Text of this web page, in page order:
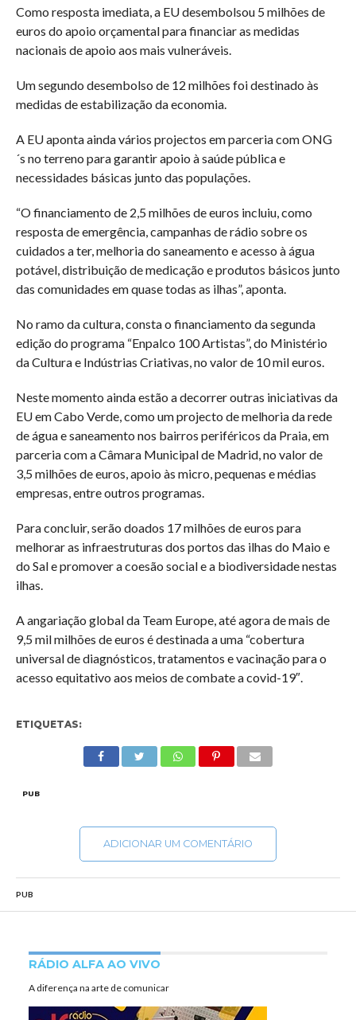
Como resposta imediata, a EU desembolsou 5 milhões de
euros do apoio orçamental para financiar as medidas
nacionais de apoio aos mais vulneráveis.
Um segundo desembolso de 12 milhões foi destinado às
medidas de estabilização da economia.
A EU aponta ainda vários projectos em parceria com ONG
´s no terreno para garantir apoio à saúde pública e
necessidades básicas junto das populações.
“O financiamento de 2,5 milhões de euros incluiu, como
resposta de emergência, campanhas de rádio sobre os
cuidados a ter, melhoria do saneamento e acesso à água
potável, distribuição de medicação e produtos básicos junto
das comunidades em quase todas as ilhas”, aponta.
No ramo da cultura, consta o financiamento da segunda
edição do programa “Enpalco 100 Artistas”, do Ministério
da Cultura e Indústrias Criativas, no valor de 10 mil euros.
Neste momento ainda estão a decorrer outras iniciativas da
EU em Cabo Verde, como um projecto de melhoria da rede
de água e saneamento nos bairros periféricos da Praia, em
parceria com a Câmara Municipal de Madrid, no valor de
3,5 milhões de euros, apoio às micro, pequenas e médias
empresas, entre outros programas.
Para concluir, serão doados 17 milhões de euros para
melhorar as infraestruturas dos portos das ilhas do Maio e
do Sal e promover a coesão social e a biodiversidade nestas
ilhas.
A angariação global da Team Europe, até agora de mais de
9,5 mil milhões de euros é destinada a uma “cobertura
universal de diagnósticos, tratamentos e vacinação para o
acesso equitativo aos meios de combate a covid-19″.
ETIQUETAS:
PUB
ADICIONAR UM COMENTÁRIO
PUB
RÁDIO ALFA AO VIVO
A diferença na arte de comunicar